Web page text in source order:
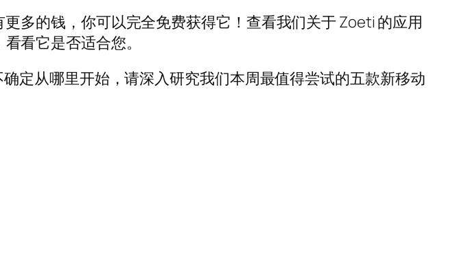
多的钱，你可以完全免费获得它！查看我们关于 Zoeti 的应用
看它是否适合您。
定从哪里开始，请深入研究我们本周最值得尝试的五款新移动